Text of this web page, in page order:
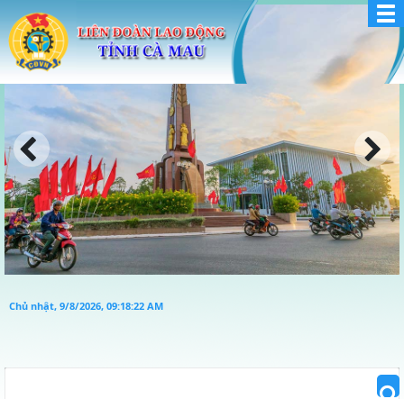
Chủ nhật, 9/8/2026, 09:18:23 AM